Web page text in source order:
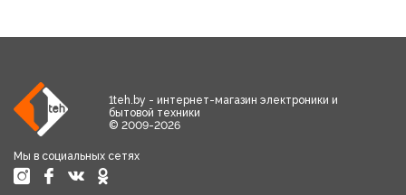
1teh.by - интернет-магазин электроники и
бытовой техники
© 2009-2026
Мы в социальных сетях